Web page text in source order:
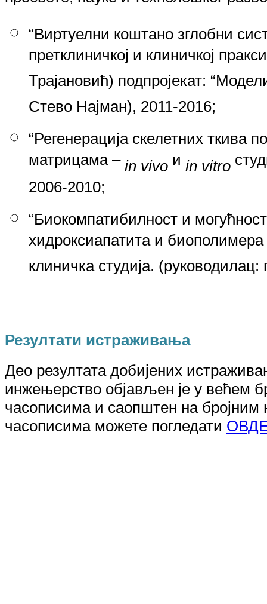
“Виртуелни коштано зглобни
претклиничкој и клиничкој
Трајановић) подпројекат:
Стево Најман), 2011-2016;
“Регенерација скелетних ткива
матрицама – in vivo и in vitro
2006-2010;
“Биокомпатибилност и
хидроксиапатита и
клиничка студија.
Резултати истраживања
Део резултата добијених
инжењерство објављен је у већем
часописима и саопштен на бројним
часописимаможете погледати